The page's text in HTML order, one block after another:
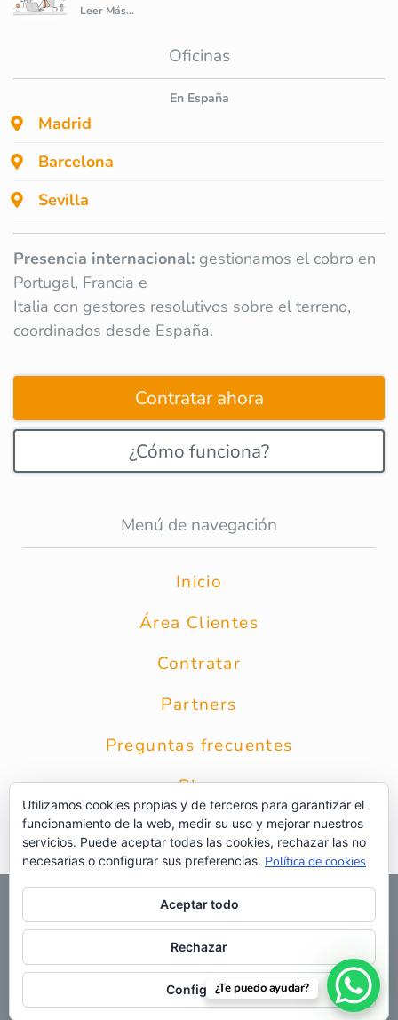
Leer Más...
Oficinas
En España
Madrid
Barcelona
Sevilla
Presencia internacional: gestionamos el cobro en
Portugal, Francia e
Italia con gestores resolutivos sobre el terreno,
coordinados desde España.
Contratar ahora
¿Cómo funciona?
Menú de navegación
Inicio
Área Clientes
Contratar
Partners
Preguntas frecuentes
Blog
Contacto
© 2026 Grupo Intercobros|Calle Zurbarán 8 1* Planta 28010
|Política de privacidad
privacidad RRSS |Uso de cookies |Preguntas frecuentes |Web
¿Te puedo ayudar?
Utilizamos cookies propias y de terceros para garantizar el
funcionamiento de la web, medir su uso y mejorar nuestros
servicios. Puede aceptar todas las cookies, rechazar las no
necesarias o configurar sus preferencias. Política de cookies
Aceptar todo
Rechazar
Configurar